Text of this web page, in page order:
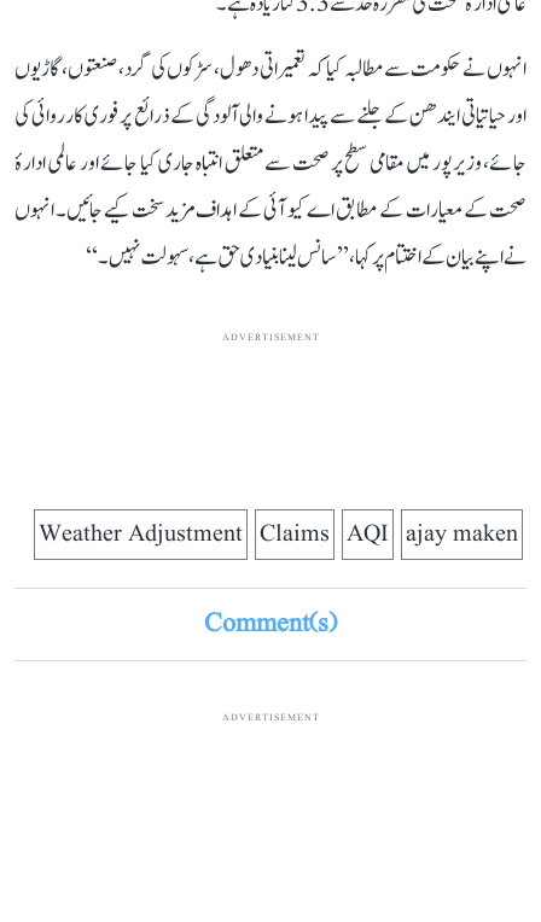
انہوں نے حکومت سے مطالبہ کیا کہ تعمیراتی دھول، سڑکوں کی گرد، صنعتوں، گاڑیوں
اور حیاتیاتی ایندھن کے جلنے سے پیدا ہونے والی آلودگی کے ذرائع پر فوری کارروائی کی
جائے، وزیرپور میں مقامی سطح پر صحت سے متعلق انتباہ جاری کیا جائے اور عالمی ادارۂ
صحت کے معیارات کے مطابق اے کیو آئی کے اہداف مزید سخت کیے جائیں۔ انہوں
نے اپنے بیان کے اختتام پر کہا، ’’سانس لینا بنیادی حق ہے، سہولت نہیں۔‘‘
ADVERTISEMENT
ajay maken
AQI
Claims
Weather Adjustment
Comment(s)
ADVERTISEMENT